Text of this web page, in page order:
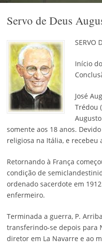
Servo de Deus
SERVO
Início
José
Trédou
somente aos 18 anos.
religiosa na Itália, e recebeu
Retornando à França
condição de
ordenado sacerdote em
enfermeiro.
Terminada a guerra, P.
transferindo-se depois para
diretor em La Navarre e ao